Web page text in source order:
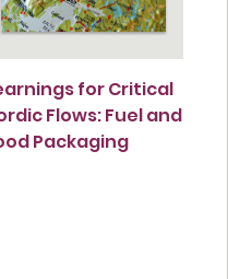
for Critical
Flows: Fuel and
Packaging